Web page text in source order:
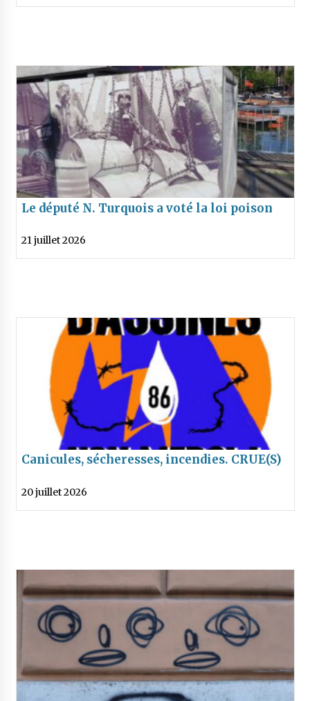
Le député N. Turquois a voté la loi poison
21 juillet 2026
Canicules, sécheresses, incendies. CRUE(S)
20 juillet 2026